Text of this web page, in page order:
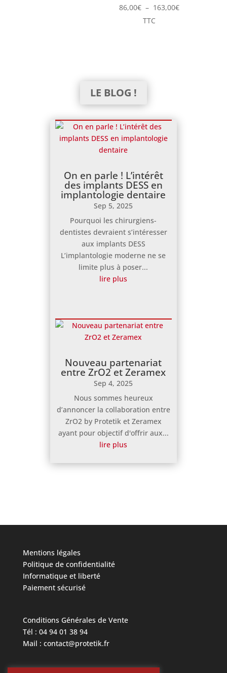
86,00€ – 163,00€Plage
TTC
LE BLOG !
On en parle ! L’intérêt
des implants DESS en
implantologie dentaire
Sep 5, 2025
Pourquoi les chirurgiens-
dentistes devraient s’intéresser
aux implants DESS
L’implantologie moderne ne se
limite plus à poser...
lire plus
Nouveau partenariat
entre ZrO2 et Zeramex
Sep 4, 2025
Nous sommes heureux
d’annoncer la collaboration entre
ZrO2 by Protetik et Zeramex
ayant pour objectif d'offrir aux...
lire plus
Mentions légales
Politique de confidentialité
Informatique et liberté
Paiement sécurisé
Conditions Générales de Vente
Tél : 04 94 01 38 94
Mail : contact@protetik.fr